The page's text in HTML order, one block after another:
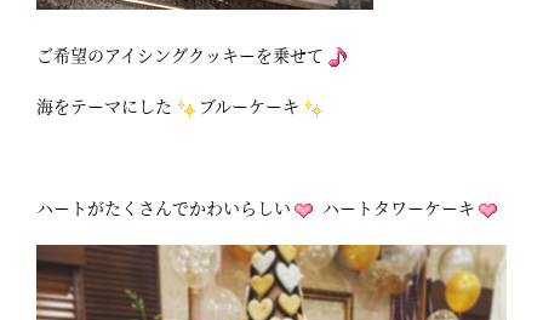
ご希望のアイシングクッキーを乗せて
海をテーマにした ブルーケーキ
ハートがたくさんでかわいらしい ハートタワーケーキ